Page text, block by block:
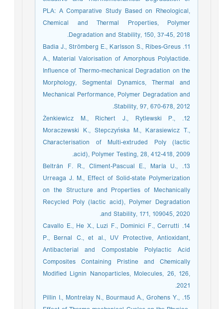
PLA: A Comparative Study Based on Rheological,
Chemical and Thermal Properties, Polymer
Degradation and Stability, 150, 37-45, 2018.
11. Badia J., Strömberg E., Karlsson S., Ribes-Greus
A., Material Valorisation of Amorphous Polylactide.
Influence of Thermo-mechanical Degradation on the
Morphology, Segmental Dynamics, Thermal and
Mechanical Performance, Polymer Degradation and
Stability, 97, 670-678, 2012.
12. Żenkiewicz M., Richert J., Rytlewski P.,
Moraczewski K., Stepczyńska M., Karasiewicz T.,
Characterisation of Multi-extruded Poly (lactic
acid), Polymer Testing, 28, 412-418, 2009.
13. Beltrán F. R., Climent-Pascual E., María U.,
Urreaga J. M., Effect of Solid-state Polymerization
on the Structure and Properties of Mechanically
Recycled Poly (lactic acid), Polymer Degradation
and Stability, 171, 109045, 2020.
14. Cavallo E., He X., Luzi F., Dominici F., Cerrutti
P., Bernal C., et al., UV Protective, Antioxidant,
Antibacterial and Compostable Polylactic Acid
Composites Containing Pristine and Chemically
Modified Lignin Nanoparticles, Molecules, 26, 126,
2021.
15. Pillin I., Montrelay N., Bourmaud A., Grohens Y.,